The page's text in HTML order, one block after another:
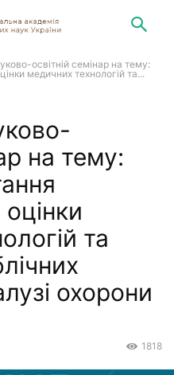
освітній семінар на тему:
медичних технологій та...
на тему:
та
охорони
1818